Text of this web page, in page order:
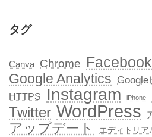
タグ
Canva Chrome Facebook
Google Analytics
HTTPS Instagram iPhone
Twitter WordPress
アップデート エディトリア